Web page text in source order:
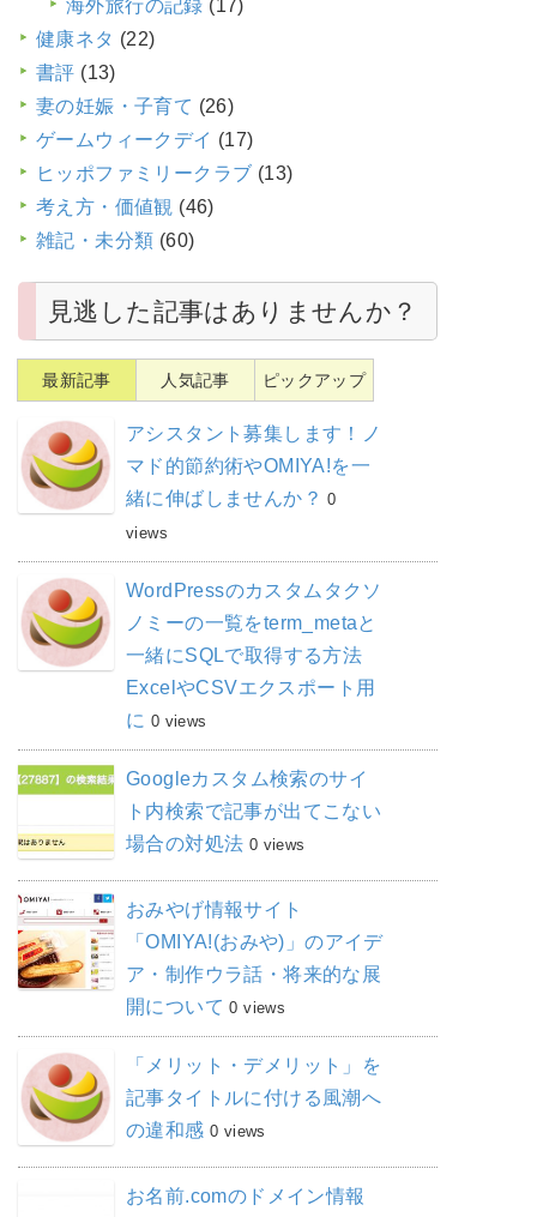
海外旅行の記録 (17)
健康ネタ (22)
書評 (13)
妻の妊娠・子育て (26)
ゲームウィークデイ (17)
ヒッポファミリークラブ (13)
考え方・価値観 (46)
雑記・未分類 (60)
見逃した記事はありませんか？
最新記事 人気記事 ピックアップ
アシスタント募集します！ノ
マド的節約術やOMIYA!を一
緒に伸ばしませんか？ 0
views
WordPressのカスタムタクソ
ノミーの一覧をterm_metaと
一緒にSQLで取得する方法
ExcelやCSVエクスポート用
に 0 views
Googleカスタム検索のサイ
ト内検索で記事が出てこない
場合の対処法 0 views
おみやげ情報サイト
「OMIYA!(おみや)」のアイデ
ア・制作ウラ話・将来的な展
開について 0 views
「メリット・デメリット」を
記事タイトルに付ける風潮へ
の違和感 0 views
お名前.comのドメイン情報